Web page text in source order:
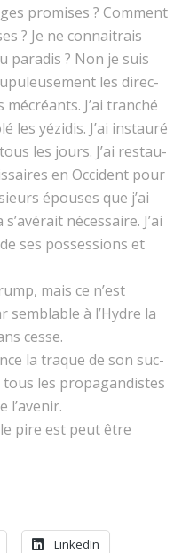
promis­es ? Com­ment
? Je ne con­naitrais
par­adis ? Non je suis
les direc­
mécréants. J’ai tranché
les yézidis. J’ai instau­ré
les jours. J’ai restau­
en Occi­dent pour
épous­es que j’ai
néces­saire. J’ai
ses pos­ses­sions et
mais ce n’est
sem­blable à l’Hy­dre la
cesse.
la traque de son suc­
tous les pro­pa­gan­distes
l’avenir.
pire est peut être
LinkedIn